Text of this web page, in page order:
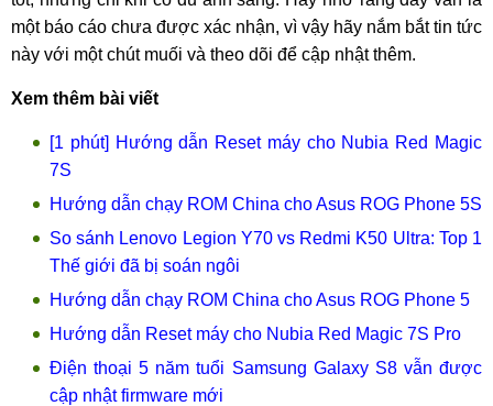
một báo cáo chưa được xác nhận, vì vậy hãy nắm bắt tin tức
này với một chút muối và theo dõi để cập nhật thêm.
Xem thêm bài viết
[1 phút] Hướng dẫn Reset máy cho Nubia Red Magic
7S
Hướng dẫn chạy ROM China cho Asus ROG Phone 5S
So sánh Lenovo Legion Y70 vs Redmi K50 Ultra: Top 1
Thế giới đã bị soán ngôi
Hướng dẫn chạy ROM China cho Asus ROG Phone 5
Hướng dẫn Reset máy cho Nubia Red Magic 7S Pro
Điện thoại 5 năm tuổi Samsung Galaxy S8 vẫn được
cập nhật firmware mới